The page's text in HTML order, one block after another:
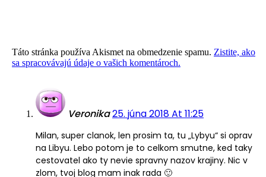
Veronika25. júna 2018 At 11:25
Milan, super clanok, len prosim ta, tu „Lybyu“ si oprav
na Libyu. Lebo potom je to celkom smutne, ked taky
cestovatel ako ty nevie spravny nazov krajiny. Nic v
zlom, tvoj blog mam inak rada 🙂
Táto stránka používa Akismet na obmedzenie spamu. Zistite, ako
sa spracovávajú údaje o vašich komentároch.